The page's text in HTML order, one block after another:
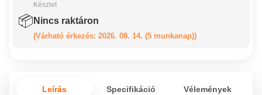
📦
Készlet
Nincs raktáron
(Várható érkezés: 2026. 08. 14. (5 munkanap))
Leírás Specifikáció Vélemények